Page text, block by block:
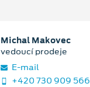
Michal Makovec
vedoucí prodeje
E‑mail
+420 730 909 566